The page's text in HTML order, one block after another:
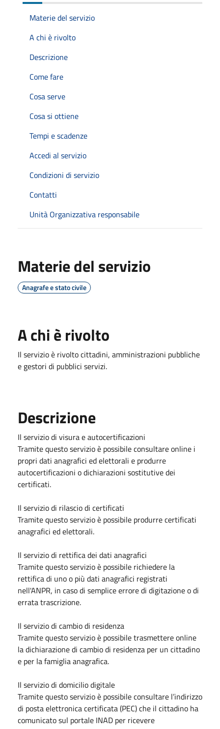
Materie del servizio
A chi è rivolto
Descrizione
Come fare
Cosa serve
Cosa si ottiene
Tempi e scadenze
Accedi al servizio
Condizioni di servizio
Contatti
Unità Organizzativa responsabile
Materie del servizio
Anagrafe e stato civile
A chi è rivolto
Il servizio è rivolto cittadini, amministrazioni pubbliche
e gestori di pubblici servizi.
Descrizione
Il servizio di visura e autocertificazioni
Tramite questo servizio è possibile consultare online i
propri dati anagrafici ed elettorali e produrre
autocertificazioni o dichiarazioni sostitutive dei
certificati.
Il servizio di rilascio di certificati
Tramite questo servizio è possibile produrre certificati
anagrafici ed elettorali.
Il servizio di rettifica dei dati anagrafici
Tramite questo servizio è possibile richiedere la
rettifica di uno o più dati anagrafici registrati
nell'ANPR, in caso di semplice errore di digitazione o di
errata trascrizione.
Il servizio di cambio di residenza
Tramite questo servizio è possibile trasmettere online
la dichiarazione di cambio di residenza per un cittadino
e per la famiglia anagrafica.
Il servizio di domicilio digitale
Tramite questo servizio è possibile consultare l’indirizzo
di posta elettronica certificata (PEC) che il cittadino ha
comunicato sul portale INAD per ricevere